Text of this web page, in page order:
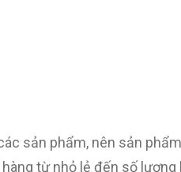
sản phẩm, nên sản
từ nhỏ lẻ đến số lượng